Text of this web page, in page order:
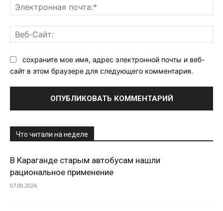
сохраните мое имя, адрес электронной почты и веб-
сайт в этом браузере для следующего комментария.
Что читали на неделе
В Караганде старым автобусам нашли
рациональное применение
07.08.2026